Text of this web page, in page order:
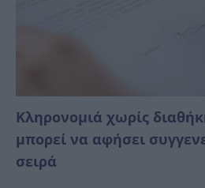
Κληρονομιά χωρίς
μπορεί να αφήσει
σειρά